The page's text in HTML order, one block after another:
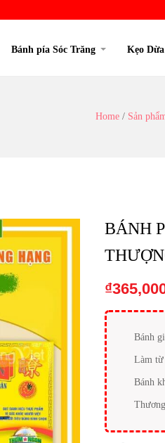
Bánh pía Sóc Trăng Kẹo Dừa
Home / Sản
BÁNH
₫
Bánh
Làm từ
Bánh